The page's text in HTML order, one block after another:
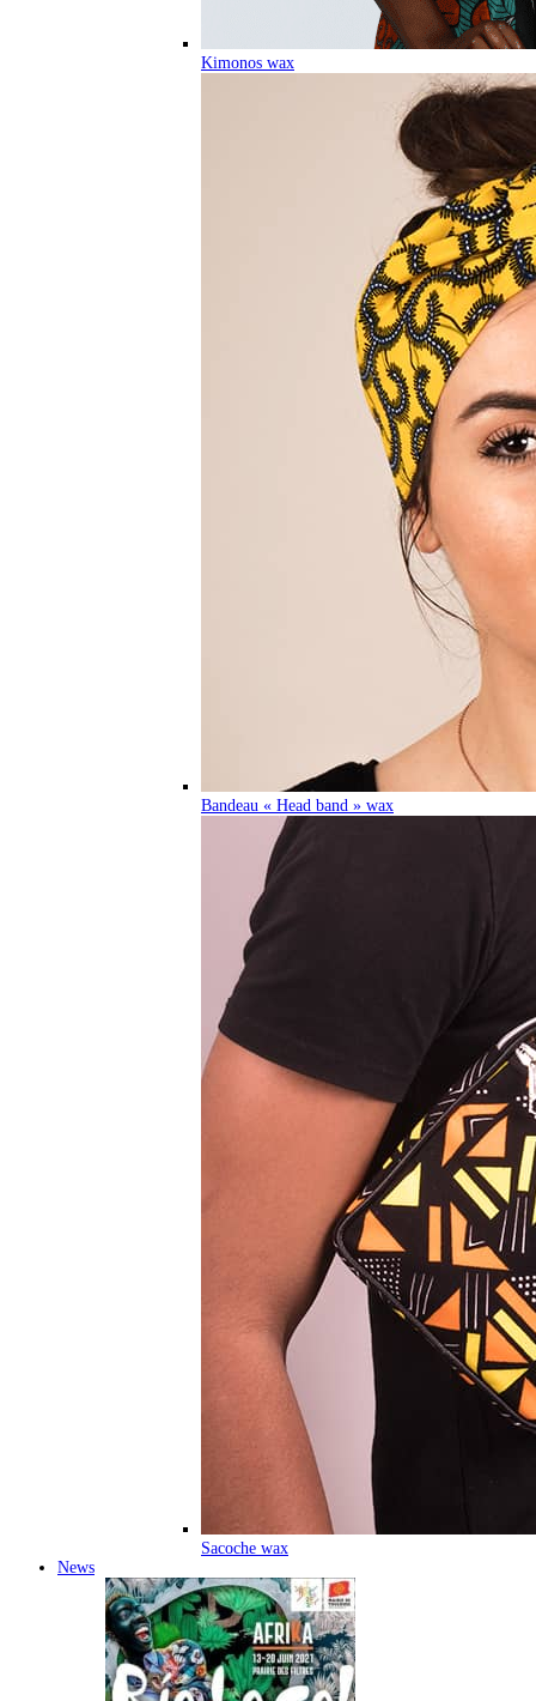
Kimonos wax
Bandeau « Head band » wax
Sacoche wax
News